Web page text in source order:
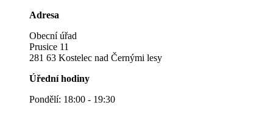
Adresa
Obecní úřad
Prusice 11
281 63 Kostelec nad Černými lesy
Úřední hodiny
Pondělí: 18:00 - 19:30